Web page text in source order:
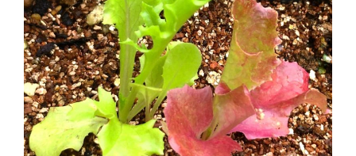
ト
の
張
り
方】
１
０
０